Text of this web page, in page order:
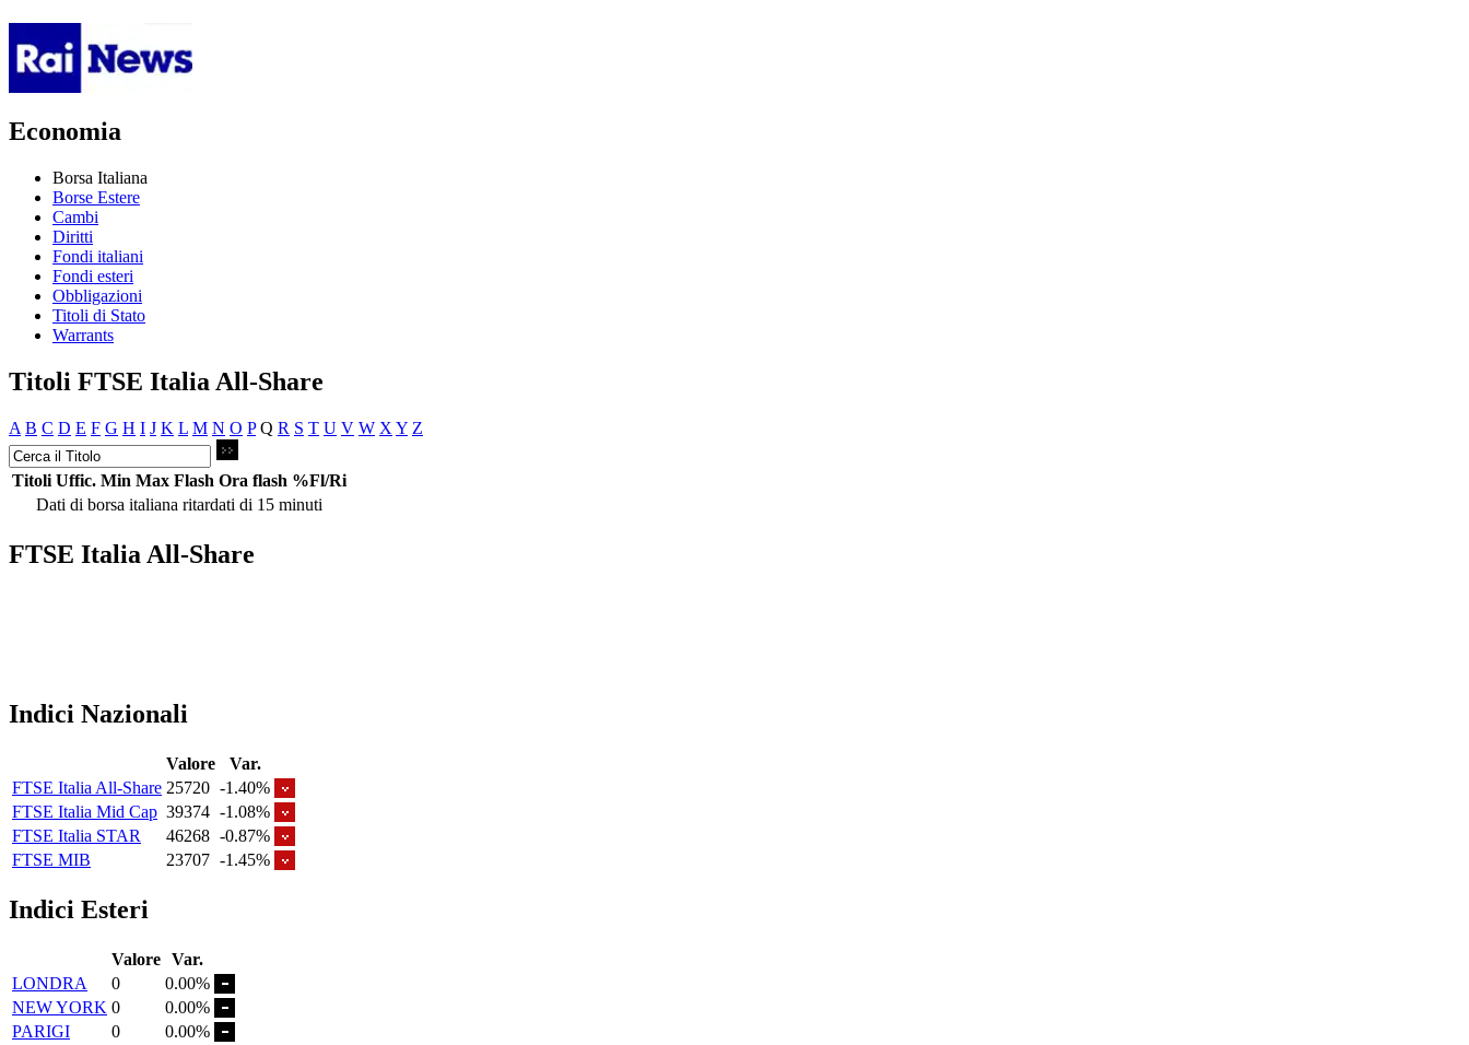
Economia
Borsa Italiana
Borse Estere
Cambi
Diritti
Fondi italiani
Fondi esteri
Obbligazioni
Titoli di Stato
Warrants
Titoli FTSE Italia All-Share
A B C D E F G H I J K L M N O P Q R S T U V W X Y Z
Titoli Uffic. Min Max Flash Ora flash %Fl/Ri
Dati di borsa italiana ritardati di 15 minuti
FTSE Italia All-Share
Indici Nazionali
Valore
Var.
FTSE Italia All-Share 25720 -1.40%
FTSE Italia Mid Cap 39374 -1.08%
FTSE Italia STAR
46268 -0.87%
FTSE MIB
23707 -1.45%
Indici Esteri
Valore Var.
LONDRA
0
0.00%
NEW YORK 0
0.00%
PARIGI
0
0.00%